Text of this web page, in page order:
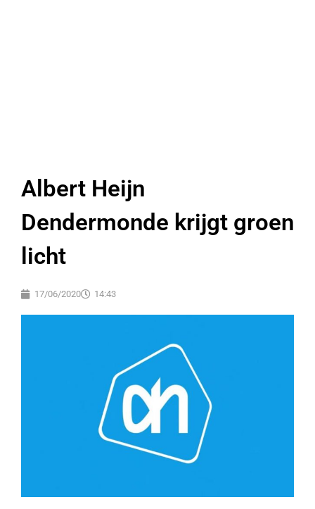
Albert Heijn
Dendermonde krijgt groen
licht
17/06/2020 14:43